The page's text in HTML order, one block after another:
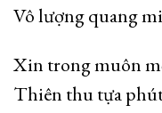
Vô lượng quang
Xin trong muôn
Thiên thu tựa